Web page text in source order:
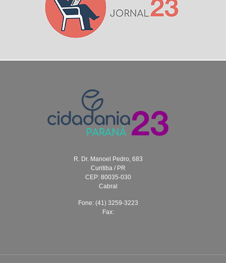
R. Dr. Manoel Pedro, 683
Curitiba / PR
CEP: 80035-030
Cabral
Fone: (41) 3259-3223
Fax: